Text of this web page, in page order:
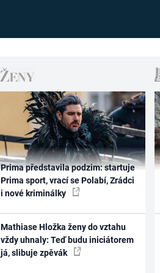
Prima představila podzim: startuje
Prima sport, vrací se Polabí, Zrádci
i nové kriminálky
Mathiase Hložka ženy do vztahu
vždy uhnaly: Teď budu iniciátorem
já, slibuje zpěvák